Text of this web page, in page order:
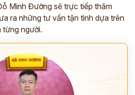
Minh Đường sẽ trực tiếp thăm
ra những tư vấn tận tình dựa trên
từng người.